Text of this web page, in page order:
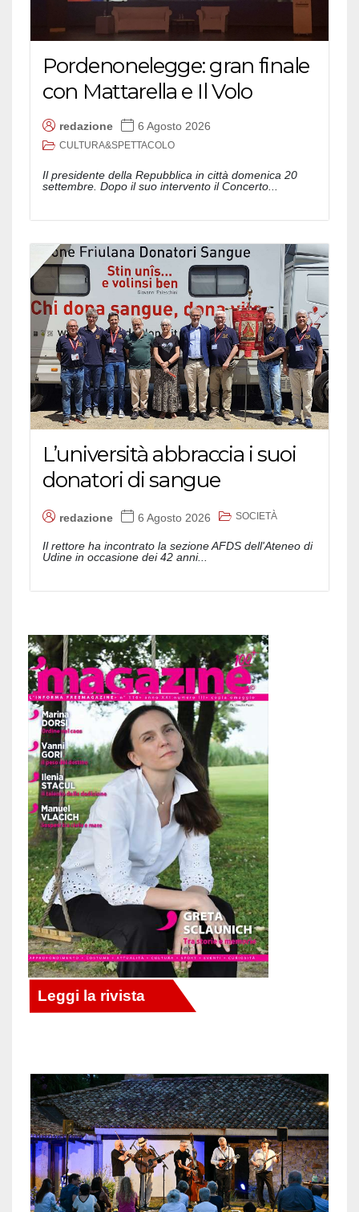
Pordenonelegge: gran finale
con Mattarella e Il Volo
redazione 6 Agosto 2026
CULTURA&SPETTACOLO
Il presidente della Repubblica in città domenica 20
settembre. Dopo il suo intervento il Concerto...
L’università abbraccia i suoi
donatori di sangue
redazione 6 Agosto 2026 SOCIETÀ
Il rettore ha incontrato la sezione AFDS dell'Ateneo di
Udine in occasione dei 42 anni...